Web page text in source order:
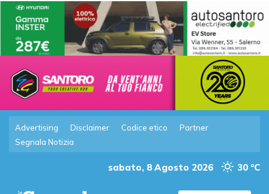
Advertising Disclaimer Codice etico
Partner
Segnala Notizia
sabato, 8 Agosto 2026 30 °C